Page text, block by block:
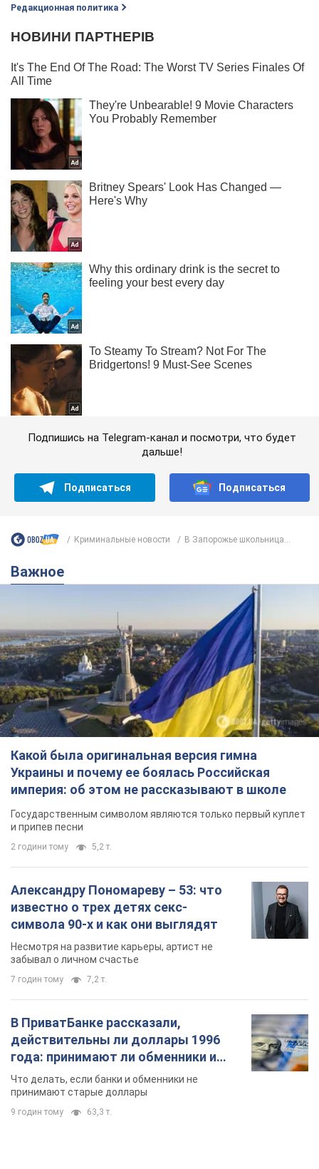
Редакционная политика
Подпишись на Telegram-канал и посмотри, что будет
дальше!
Подписаться Подписаться
Криминальные новости В Запорожье школьница...
Важное
Какой была оригинальная версия гимна
Украины и почему ее боялась Российская
империя: об этом не рассказывают в школе
Государственным символом являются только первый куплет
и припев песни
2 години тому 5,2 т.
Александру Пономареву – 53: что
известно о трех детях секс-
символа 90-х и как они выглядят
Несмотря на развитие карьеры, артист не
забывал о личном счастье
7 годин тому 7,2 т.
В ПриватБанке рассказали,
действительны ли доллары 1996
года: принимают ли обменники и
банки такие купюры
Что делать, если банки и обменники не
принимают старые доллары
9 годин тому 63,3 т.